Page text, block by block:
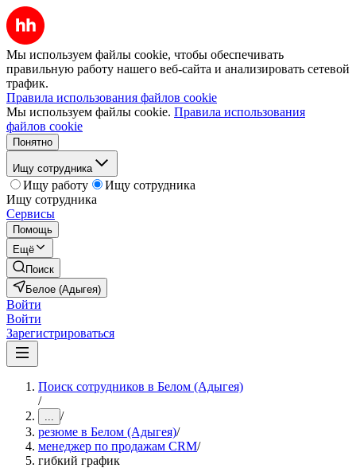
Мы используем файлы cookie, чтобы обеспечивать
правильную работу нашего веб-сайта и анализировать сетевой
трафик.
Правила использования файлов cookie
Мы используем файлы cookie. Правила использования
файлов cookie
Понятно
Ищу сотрудника
Ищу работу
Ищу сотрудника
Ищу сотрудника
Сервисы
Помощь
Ещё
Поиск
Белое (Адыгея)
Войти
Войти
Зарегистрироваться
Поиск сотрудников в Белом (Адыгея)
/
... /
резюме в Белом (Адыгея)/
менеджер по продажам CRM/
гибкий график